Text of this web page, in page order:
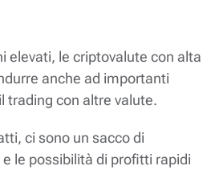
elevati, le criptovalute con alta
anche ad importanti
trading con altre valute.
ci sono un sacco di
le possibilità di profitti rapidi